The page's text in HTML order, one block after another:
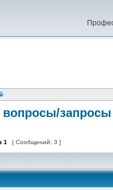
1 [ Сообщений: 3 ]